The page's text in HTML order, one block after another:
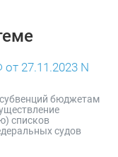
27.11.2023 N
бюджетам
списков
судов